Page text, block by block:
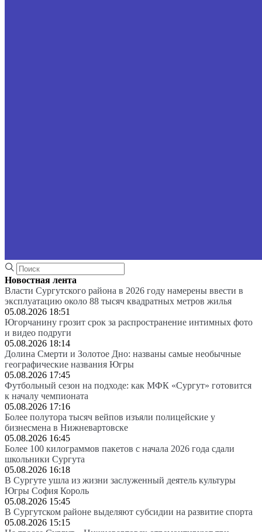
Новостная лента
Власти Сургутского района в 2026 году намерены ввести в
эксплуатацию около 88 тысяч квадратных метров жилья
05.08.2026 18:51
Югорчанину грозит срок за распространение интимных фото
и видео подруги
05.08.2026 18:14
Долина Смерти и Золотое Дно: названы самые необычные
географические названия Югры
05.08.2026 17:45
Футбольный сезон на подходе: как МФК «Сургут» готовится
к началу чемпионата
05.08.2026 17:16
Более полутора тысяч вейпов изъяли полицейские у
бизнесмена в Нижневартовске
05.08.2026 16:45
Более 100 килограммов пакетов с начала 2026 года сдали
школьники Сургута
05.08.2026 16:18
В Сургуте ушла из жизни заслуженный деятель культуры
Югры София Король
05.08.2026 15:45
В Сургутском районе выделяют субсидии на развитие спорта
05.08.2026 15:15